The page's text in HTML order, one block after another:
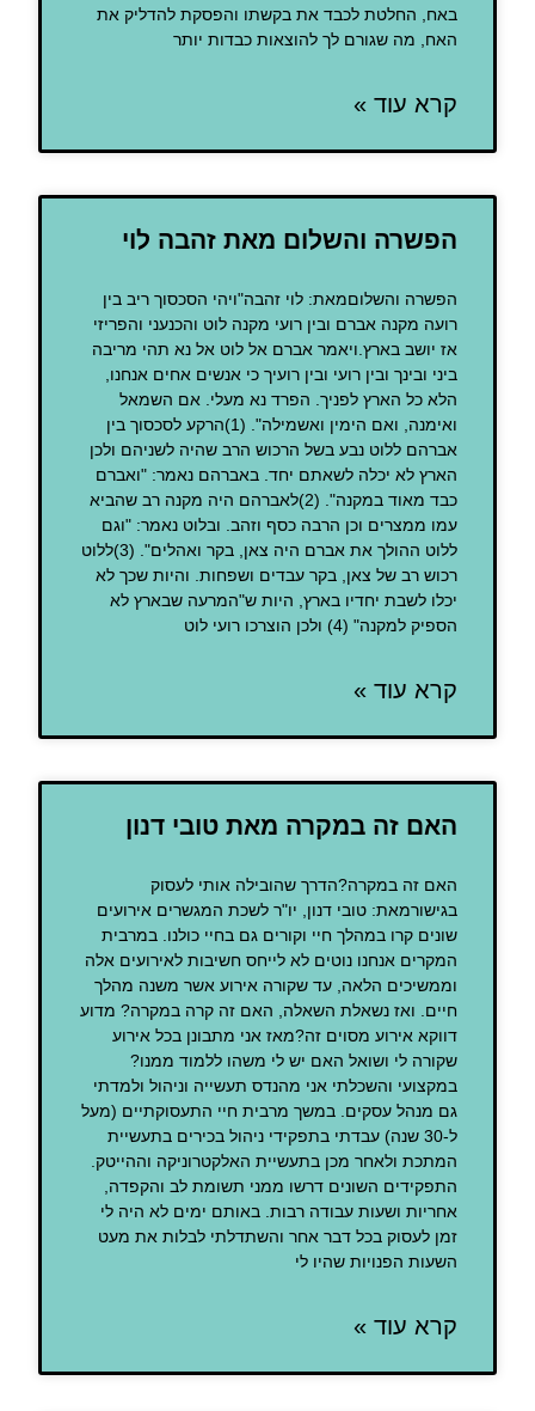
באח, החלטת לכבד את בקשתו והפסקת להדליק את
האח, מה שגורם לך להוצאות כבדות יותר
קרא עוד »
הפשרה והשלום מאת זהבה לוי
הפשרה והשלוםמאת: לוי זהבה"ויהי הסכסוך ריב בין
רועה מקנה אברם ובין רועי מקנה לוט והכנעני והפריזי
אז יושב בארץ.ויאמר אברם אל לוט אל נא תהי מריבה
ביני ובינך ובין רועי ובין רועיך כי אנשים אחים אנחנו,
הלא כל הארץ לפניך. הפרד נא מעלי. אם השמאל
ואימנה, ואם הימין ואשמילה". (1)הרקע לסכסוך בין
אברהם ללוט נבע בשל הרכוש הרב שהיה לשניהם ולכן
הארץ לא יכלה לשאתם יחד. באברהם נאמר: "ואברם
כבד מאוד במקנה". (2)לאברהם היה מקנה רב שהביא
עמו ממצרים וכן הרבה כסף וזהב. ובלוט נאמר: "וגם
ללוט ההולך את אברם היה צאן, בקר ואהלים". (3)ללוט
רכוש רב של צאן, בקר עבדים ושפחות. והיות שכך לא
יכלו לשבת יחדיו בארץ, היות ש"המרעה שבארץ לא
הספיק למקנה" (4) ולכן הוצרכו רועי לוט
קרא עוד »
האם זה במקרה מאת טובי דנון
האם זה במקרה?הדרך שהובילה אותי לעסוק
בגישורמאת: טובי דנון, יו"ר לשכת המגשרים אירועים
שונים קרו במהלך חיי וקורים גם בחיי כולנו. במרבית
המקרים אנחנו נוטים לא לייחס חשיבות לאירועים אלה
וממשיכים הלאה, עד שקורה אירוע אשר משנה מהלך
חיים. ואז נשאלת השאלה, האם זה קרה במקרה? מדוע
דווקא אירוע מסוים זה?מאז אני מתבונן בכל אירוע
שקורה לי ושואל האם יש לי משהו ללמוד ממנו?
במקצועי והשכלתי אני מהנדס תעשייה וניהול ולמדתי
גם מנהל עסקים. במשך מרבית חיי התעסוקתיים (מעל
ל-30 שנה) עבדתי בתפקידי ניהול בכירים בתעשיית
המתכת ולאחר מכן בתעשיית האלקטרוניקה וההייטק.
התפקידים השונים דרשו ממני תשומת לב והקפדה,
אחריות ושעות עבודה רבות. באותם ימים לא היה לי
זמן לעסוק בכל דבר אחר והשתדלתי לבלות את מעט
השעות הפנויות שהיו לי
קרא עוד »